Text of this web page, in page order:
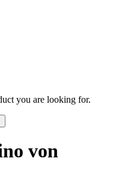
you are looking for.
von